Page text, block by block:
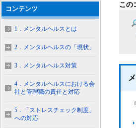
この
コンテンツ
1．メンタルヘルスとは
2．メンタルヘルスの「現状」
3．メンタルヘルス対策
4．メンタルヘルスにおける会
社と管理職の責任と対応
5．「ストレスチェック制度」
への対応